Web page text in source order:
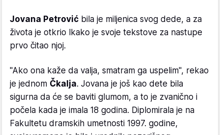
Jovana Petrović bila je miljenica svog dede, a za
života je otkrio lkako je svoje tekstove za nastupe
prvo čitao njoj.
"Ako ona kaže da valja, smatram ga uspelim", rekao
je jednom Čkalja. Jovana je još kao dete bila
sigurna da će se baviti glumom, a to je zvanično i
počela kada je imala 18 godina. Diplomirala je na
Fakultetu dramskih umetnosti 1997. godine,